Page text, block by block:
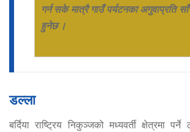
गर्न सके मात्रै गाउँ पर्यटनका अगुवाप्रति
हुनेछ ।
डल्ला
बर्दिया राष्ट्रिय निकुञ्जको मध्यवर्ती क्षेत्रमा पर्ने